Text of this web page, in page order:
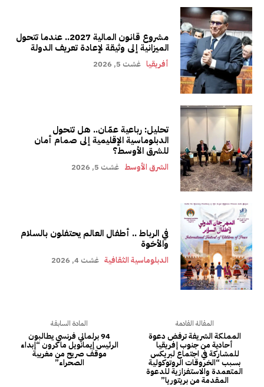
مشروع قانون المالية 2027.. عندما تتحول
الميزانية إلى وثيقة لإعادة تعريف الدولة
أفريقيا غشت 5, 2026
تحليل: رباعية عمّان.. هل تتحول
الدبلوماسية الإقليمية إلى صمام أمان
للشرق الأوسط؟
الشرق الأوسط غشت 5, 2026
في الرباط .. أطفال العالم يحتفلون بالسلام
والأخوة
الدبلوماسية الثقافية غشت 4, 2026
المادة السابقة
94 برلماني فرنسي يطالبون
الرئيس إيمانويل ماكرون “إبداء
موقف صريح من مغربية
الصحراء”
المقالة القادمة
المملكة الشريفة ترفض دعوة
أحادية من جنوب إفريقيا
للمشاركة في اجتماع لبريكس
بسبب “الخروقات الروتوكولية
المتعمدة والاستفزازية للدعوة
المقدمة من بريتوريا”